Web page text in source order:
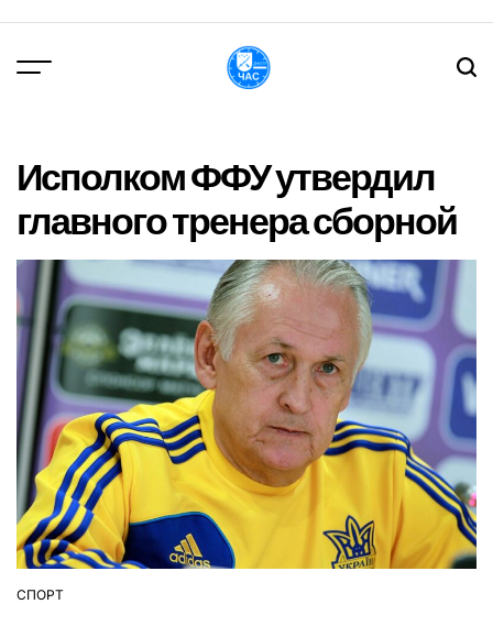
вмісту
Исполком ФФУ утвердил
главного тренера сборной
ОПУБЛІКУВАТИ
СПОРТ